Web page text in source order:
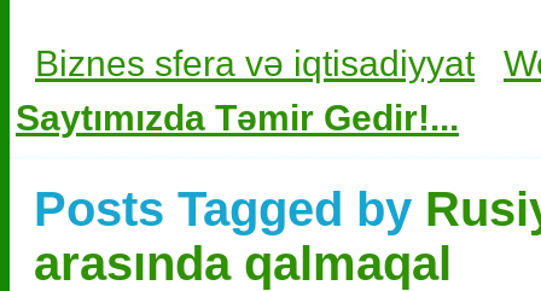
Biznes sfera və iqtisadiyyat
Saytımızda Təmir Gedir!...
Posts Tagged by
arasında qalmaqal